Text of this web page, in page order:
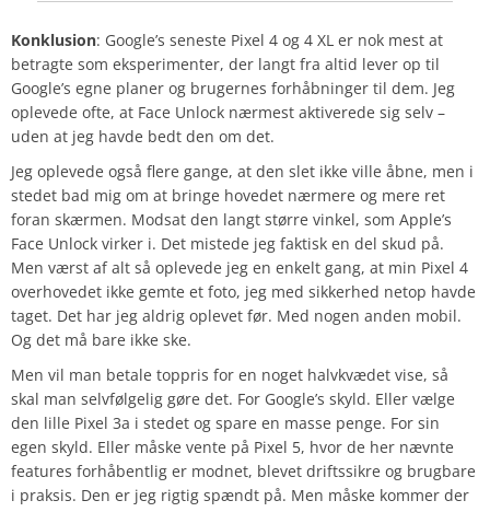
Konklusion: Google’s seneste Pixel 4 og 4 XL er nok mest at
betragte som eksperimenter, der langt fra altid lever op til
Google’s egne planer og brugernes forhåbninger til dem. Jeg
oplevede ofte, at Face Unlock nærmest aktiverede sig selv –
uden at jeg havde bedt den om det.
Jeg oplevede også flere gange, at den slet ikke ville åbne, men i
stedet bad mig om at bringe hovedet nærmere og mere ret
foran skærmen. Modsat den langt større vinkel, som Apple’s
Face Unlock virker i. Det mistede jeg faktisk en del skud på.
Men værst af alt så oplevede jeg en enkelt gang, at min Pixel 4
overhovedet ikke gemte et foto, jeg med sikkerhed netop havde
taget. Det har jeg aldrig oplevet før. Med nogen anden mobil.
Og det må bare ikke ske.
Men vil man betale toppris for en noget halvkvædet vise, så
skal man selvfølgelig gøre det. For Google’s skyld. Eller vælge
den lille Pixel 3a i stedet og spare en masse penge. For sin
egen skyld. Eller måske vente på Pixel 5, hvor de her nævnte
features forhåbentlig er modnet, blevet driftssikre og brugbare
i praksis. Den er jeg rigtig spændt på. Men måske kommer der